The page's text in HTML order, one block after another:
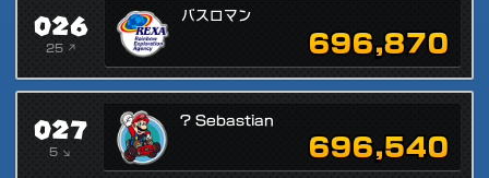
026
25 ↗
バスロマン
696,870
027
5 ↘
? Sebastian
696,540